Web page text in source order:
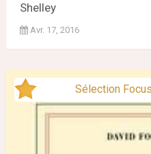
Shelley
Avr. 17, 2016
Sélection